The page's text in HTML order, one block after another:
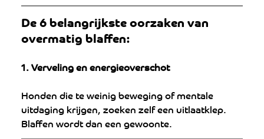
De 6 belangrijkste oorzaken van
overmatig blaffen:
1. Verveling en energieoverschot
Honden die te weinig beweging of mentale
uitdaging krijgen, zoeken zelf een uitlaatklep.
Blaffen wordt dan een gewoonte.